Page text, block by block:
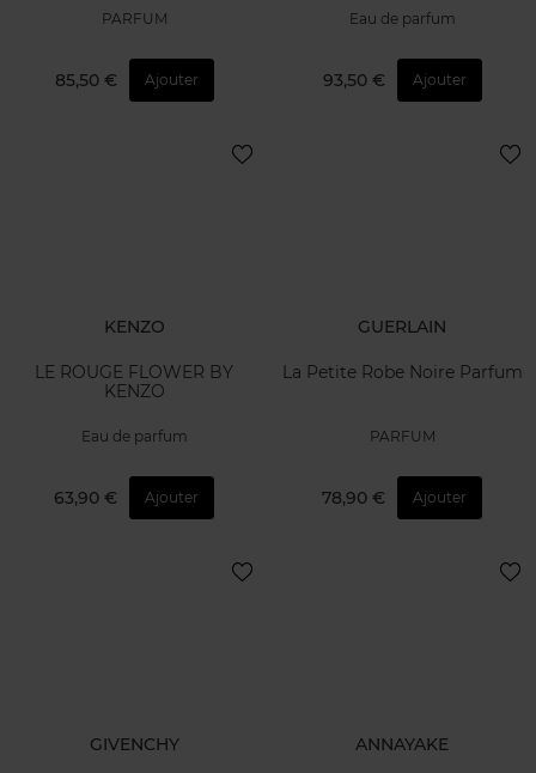
PARFUM
85,50 € Ajouter
Eau de parfum
93,50 € Ajouter
KENZO
LE ROUGE FLOWER BY
KENZO
Eau de parfum
63,90 € Ajouter
GUERLAIN
La Petite Robe Noire Parfum
PARFUM
78,90 € Ajouter
GIVENCHY ANNAYAKE